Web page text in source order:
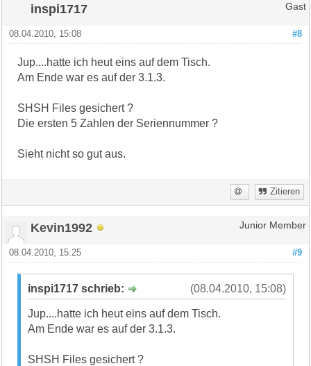
inspi1717 Gast
#8
08.04.2010, 15:08
Jup....hatte ich heut eins auf dem Tisch.
Am Ende war es auf der 3.1.3.
SHSH Files gesichert ?
Die ersten 5 Zahlen der Seriennummer ?
Sieht nicht so gut aus.
Zitieren
Kevin1992 Junior Member
#9
08.04.2010, 15:25
(08.04.2010, 15:08)
inspi1717 schrieb:
Jup....hatte ich heut eins auf dem Tisch.
Am Ende war es auf der 3.1.3.
SHSH Files gesichert ?